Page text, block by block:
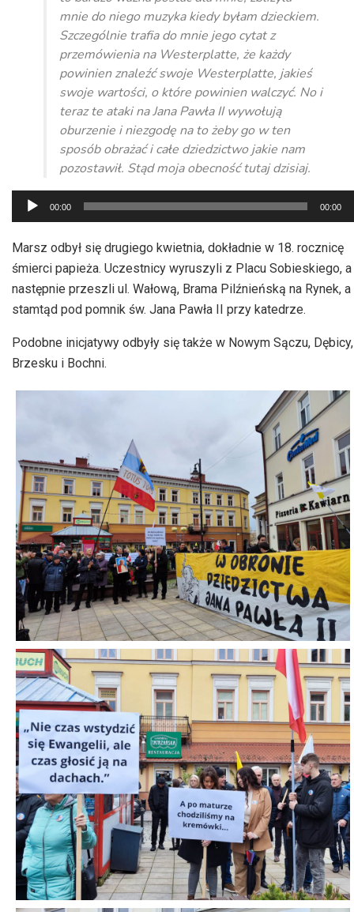
mnie do niego muzyka kiedy byłam dzieckiem.
Szczególnie trafia do mnie jego cytat z
przemówienia na Westerplatte, że każdy
powinien znaleźć swoje Westerplatte, jakieś
swoje wartości, o które powinien walczyć. No i
teraz te ataki na Jana Pawła II wywołują
oburzenie i niezgodę na to żeby go w ten
sposób obrażać i całe dziedzictwo jakie nam
pozostawił. Stąd moja obecność tutaj dzisiaj.
Odtwarzacz
plików
dźwiękowych
00:00 00:00
Marsz odbył się drugiego kwietnia, dokładnie w 18. rocznicę
śmierci papieża. Uczestnicy wyruszyli z Placu Sobieskiego, a
następnie przeszli ul. Wałową, Brama Pilźnieńską na Rynek, a
stamtąd pod pomnik św. Jana Pawła II przy katedrze.
Podobne inicjatywy odbyły się także w Nowym Sączu, Dębicy,
Brzesku i Bochni.